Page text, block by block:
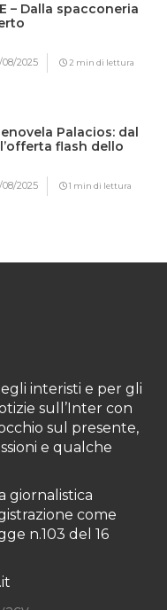
– Dalla spacconeria
08/2025 2 min di lettura
Palacios: dal
flash dello
08/2025 1 min di lettura
interisti e per gli
sull’Inter con
sul presente,
e qualche
giornalistica
come
n.103 del 16